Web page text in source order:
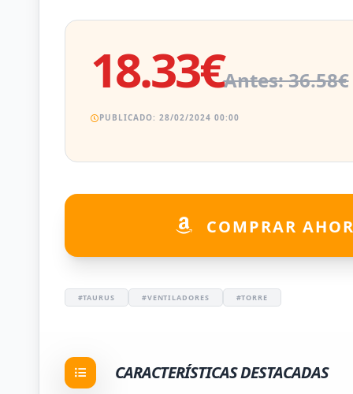
18.33€Antes: 36.58€
PUBLICADO: 28/02/2024 00:00
COMPRAR
#TAURUS #VENTILADORES #TORRE
CARACTERÍSTICAS DESTACADAS